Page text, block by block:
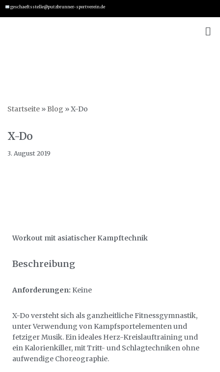
geschaeftsstelle@putzbrunner-sportverein.de
Startseite » Blog »X-Do
X-Do
3. August 2019
Workout mit asiatischer Kampftechnik
Beschreibung
Anforderungen: Keine
X-Do versteht sich als ganzheitliche Fitnessgymnastik,
unter Verwendung von Kampfsportelementen und
fetziger Musik. Ein ideales Herz-Kreislauftraining und
ein Kalorienkiller, mit Tritt- und Schlagtechniken ohne
aufwendige Choreographie.